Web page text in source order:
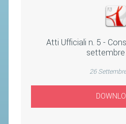
Atti Ufficiali n. 5 -
26
STAFF
CTF –
ATLETI
SCHEDE
VOLA CON
CENTRI